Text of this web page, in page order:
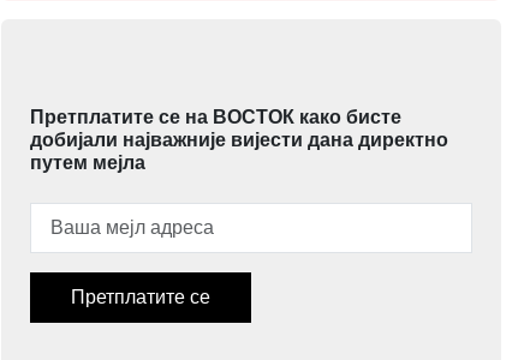
Претплатите се на ВОСТОК како бисте
добијали најважније вијести дана директно
путем мејла
Претплатите се